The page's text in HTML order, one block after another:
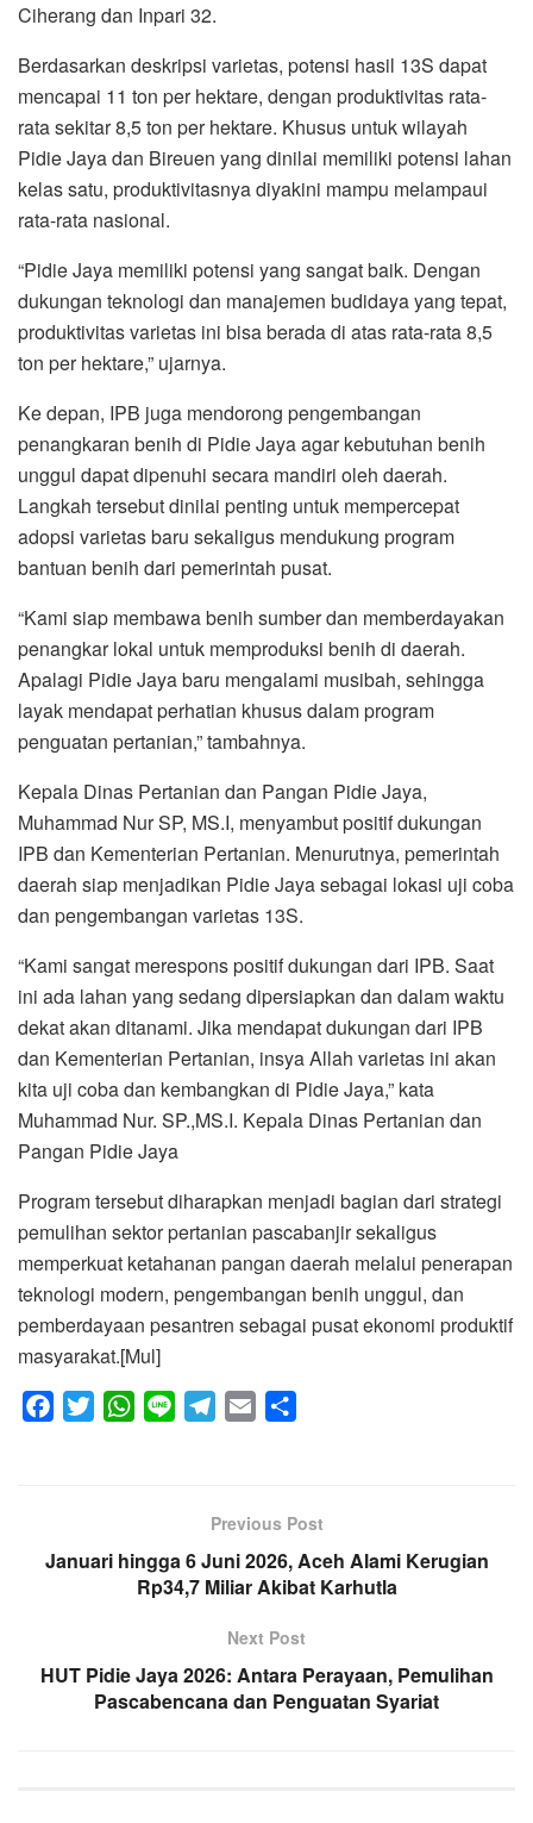
Ciherang dan Inpari 32.
Berdasarkan deskripsi varietas, potensi hasil 13S dapat
mencapai 11 ton per hektare, dengan produktivitas rata-
rata sekitar 8,5 ton per hektare. Khusus untuk wilayah
Pidie Jaya dan Bireuen yang dinilai memiliki potensi lahan
kelas satu, produktivitasnya diyakini mampu melampaui
rata-rata nasional.
“Pidie Jaya memiliki potensi yang sangat baik. Dengan
dukungan teknologi dan manajemen budidaya yang tepat,
produktivitas varietas ini bisa berada di atas rata-rata 8,5
ton per hektare,” ujarnya.
Ke depan, IPB juga mendorong pengembangan
penangkaran benih di Pidie Jaya agar kebutuhan benih
unggul dapat dipenuhi secara mandiri oleh daerah.
Langkah tersebut dinilai penting untuk mempercepat
adopsi varietas baru sekaligus mendukung program
bantuan benih dari pemerintah pusat.
“Kami siap membawa benih sumber dan memberdayakan
penangkar lokal untuk memproduksi benih di daerah.
Apalagi Pidie Jaya baru mengalami musibah, sehingga
layak mendapat perhatian khusus dalam program
penguatan pertanian,” tambahnya.
Kepala Dinas Pertanian dan Pangan Pidie Jaya,
Muhammad Nur SP, MS.I, menyambut positif dukungan
IPB dan Kementerian Pertanian. Menurutnya, pemerintah
daerah siap menjadikan Pidie Jaya sebagai lokasi uji coba
dan pengembangan varietas 13S.
“Kami sangat merespons positif dukungan dari IPB. Saat
ini ada lahan yang sedang dipersiapkan dan dalam waktu
dekat akan ditanami. Jika mendapat dukungan dari IPB
dan Kementerian Pertanian, insya Allah varietas ini akan
kita uji coba dan kembangkan di Pidie Jaya,” kata
Muhammad Nur. SP.,MS.I. Kepala Dinas Pertanian dan
Pangan Pidie Jaya
Program tersebut diharapkan menjadi bagian dari strategi
pemulihan sektor pertanian pascabanjir sekaligus
memperkuat ketahanan pangan daerah melalui penerapan
teknologi modern, pengembangan benih unggul, dan
pemberdayaan pesantren sebagai pusat ekonomi produktif
masyarakat.[Mul]
o
e
W
A
p
g
r
a
l
e
Previous Post
Januari hingga 6 Juni 2026, Aceh Alami Kerugian
Rp34,7 Miliar Akibat Karhutla
Next Post
HUT Pidie Jaya 2026: Antara Perayaan, Pemulihan
Pascabencana dan Penguatan Syariat